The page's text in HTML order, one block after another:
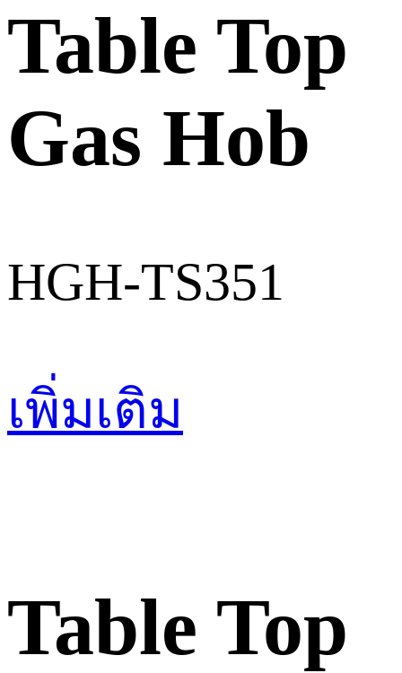
Table Top
Gas Hob
HGH-TS351
เพิ่มเติม
Table Top